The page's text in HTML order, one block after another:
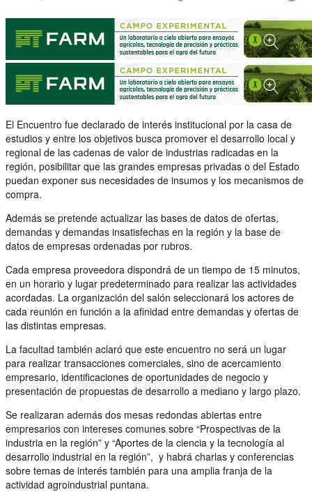
El Encuentro fue declarado de interés institucional por la casa de
estudios y entre los objetivos busca promover el desarrollo local y
regional de las cadenas de valor de industrias radicadas en la
región, posibilitar que las grandes empresas privadas o del Estado
puedan exponer sus necesidades de insumos y los mecanismos de
compra.
Además se pretende actualizar las bases de datos de ofertas,
demandas y demandas insatisfechas en la región y la base de
datos de empresas ordenadas por rubros.
Cada empresa proveedora dispondrá de un tiempo de 15 minutos,
en un horario y lugar predeterminado para realizar las actividades
acordadas. La organización del salón seleccionará los actores de
cada reunión en función a la afinidad entre demandas y ofertas de
las distintas empresas.
La facultad también aclaró que este encuentro no será un lugar
para realizar transacciones comerciales, sino de acercamiento
empresario, identificaciones de oportunidades de negocio y
presentación de propuestas de desarrollo a mediano y largo plazo.
Se realizaran además dos mesas redondas abiertas entre
empresarios con intereses comunes sobre “Prospectivas de la
industria en la región” y “Aportes de la ciencia y la tecnología al
desarrollo industrial en la región”, y habrá charlas y conferencias
sobre temas de interés también para una amplia franja de la
actividad agroindustrial puntana.